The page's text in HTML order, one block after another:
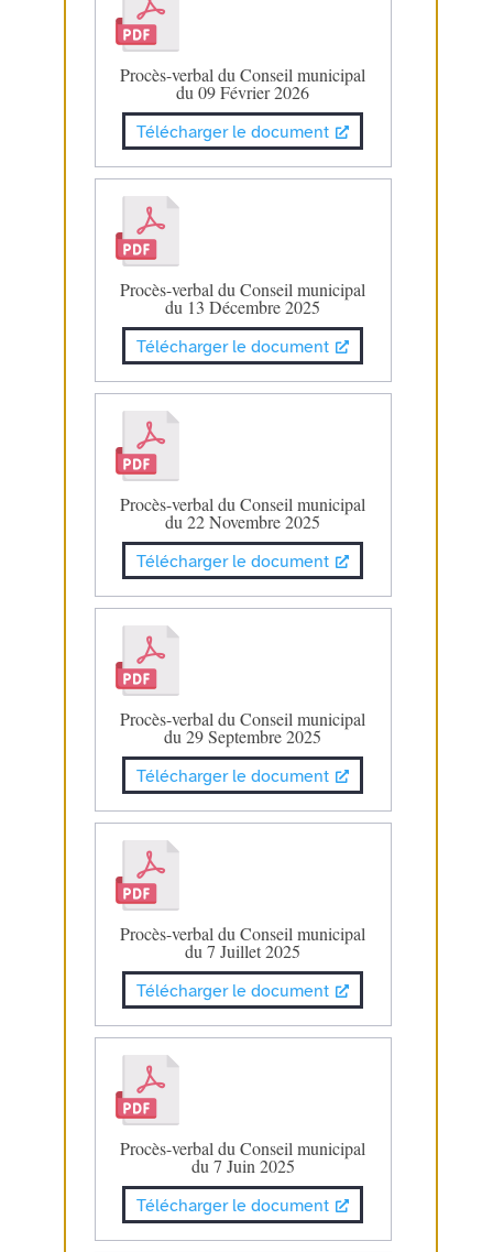
Procès-verbal du Conseil municipal
du 09 Février 2026
Télécharger le document
Procès-verbal du Conseil municipal
du 13 Décembre 2025
Télécharger le document
Procès-verbal du Conseil municipal
du 22 Novembre 2025
Télécharger le document
Procès-verbal du Conseil municipal
du 29 Septembre 2025
Télécharger le document
Procès-verbal du Conseil municipal
du 7 Juillet 2025
Télécharger le document
Procès-verbal du Conseil municipal
du 7 Juin 2025
Télécharger le document